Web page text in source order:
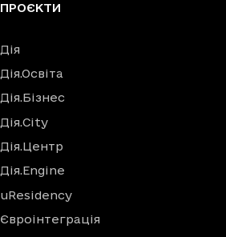
ПРОЄКТИ
Дія
Дія.Освіта
Дія.Бізнес
Дія.City
Дія.Центр
Дія.Engine
uResidency
Євроінтеграція